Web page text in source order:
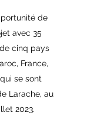
de
avec 35
cinq pays
France,
se sont
Larache, au
2023.